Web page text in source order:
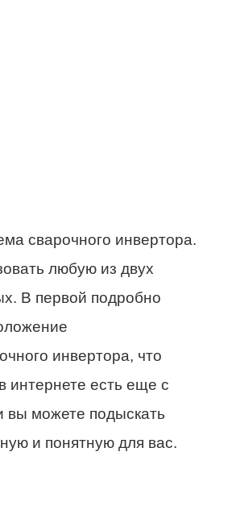
сварочного инвертора.
любую из двух
В первой подробно
инвертора, что
интернете есть еще с
вы можете подыскать
и понятную для вас.